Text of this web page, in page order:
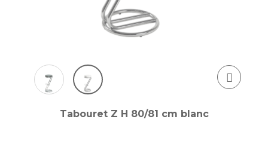
Tabouret Z H 80/81 cm blanc